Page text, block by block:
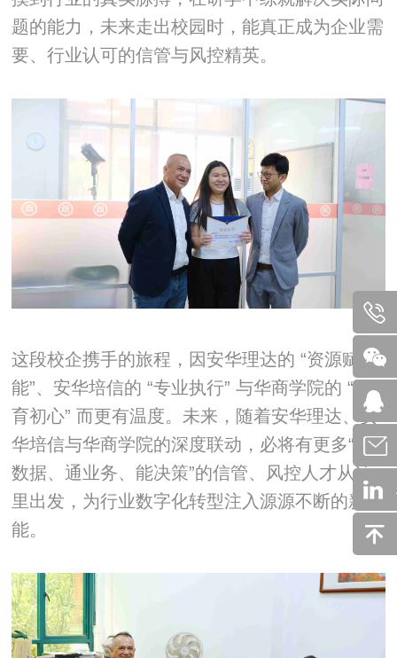
题的能力，未来走出校园时，能真正成为企业需
要、行业认可的信管与风控精英。
这段校企携手的旅程，因安华理达的 “资源赋
能”、安华培信的 “专业执行” 与华商学院的 “教
育初心” 而更有温度。未来，随着安华理达、安
华培信与华商学院的深度联动，必将有更多“懂
数据、通业务、能决策”的信管、风控人才从这
里出发，为行业数字化转型注入源源不断的新动
能。